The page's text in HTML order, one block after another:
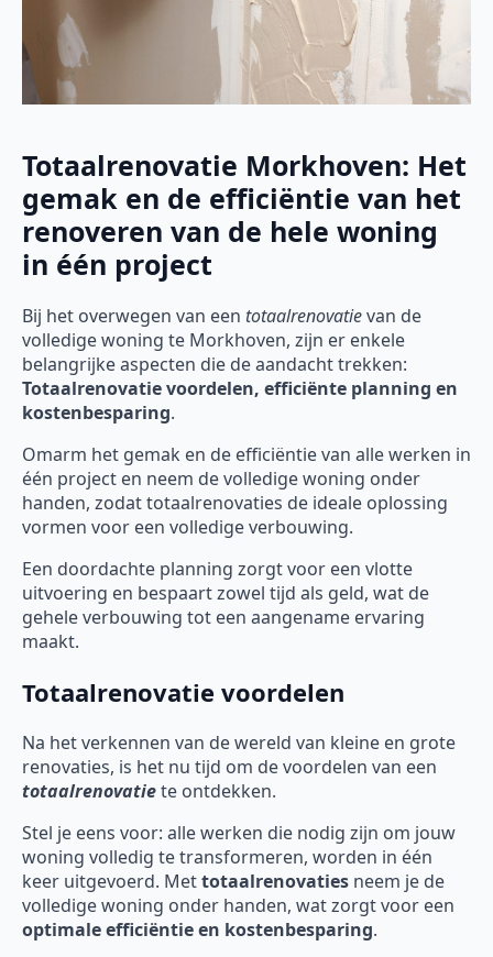
Totaalrenovatie Morkhoven: Het
gemak en de efficiëntie van het
renoveren van de hele woning
in één project
Bij het overwegen van een totaalrenovatievan de
volledige woning te Morkhoven, zijn er enkele
belangrijke aspecten die de aandacht trekken:
Totaalrenovatie voordelen, efficiënte planning en
kostenbesparing.
Omarm het gemak en de efficiëntie van alle werken in
één project en neem de volledige woning onder
handen, zodat totaalrenovaties de ideale oplossing
vormen voor een volledige verbouwing.
Een doordachte planning zorgt voor een vlotte
uitvoering en bespaart zowel tijd als geld, wat de
gehele verbouwing tot een aangename ervaring
maakt.
Totaalrenovatie voordelen
Na het verkennen van de wereld van kleine en grote
renovaties, is het nu tijd om de voordelen van een
totaalrenovatiete ontdekken.
Stel je eens voor: alle werken die nodig zijn om jouw
woning volledig te transformeren, worden in één
keer uitgevoerd. Mettotaalrenovaties neem je de
volledige woning onder handen, wat zorgt voor een
optimale efficiëntie en kostenbesparing.